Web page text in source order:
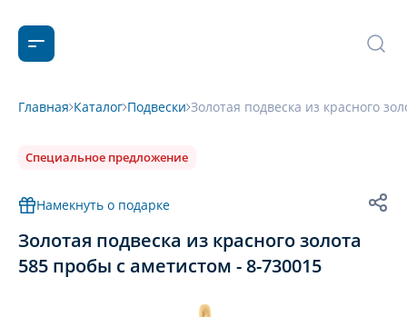
Главная Каталог Подвески Золотая подвеска из красного
Специальное предложение
Намекнуть о подарке
Золотая подвеска из красного золота
585 пробы с аметистом - 8-730015